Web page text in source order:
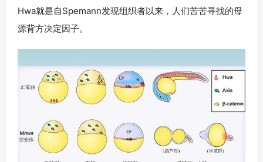
Hwa就是自Spemann发现组织者以来，人们苦苦寻找的母
源背方决定因子。